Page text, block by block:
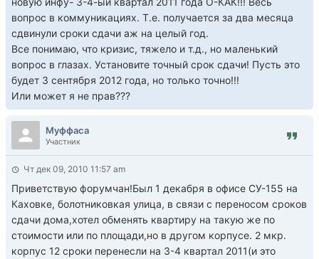
вопрос в коммуникациях. Т.е. получается за два месяца
сдвинули сроки сдачи аж на целый год.
Все понимаю, что кризис, тяжело и т.д., но маленький
вопрос в глазах. Установите точный срок сдачи! Пусть это
будет 3 сентября 2012 года, но только точно!!!
Или может я не прав???
Муффаса
Участник
Чт дек 09, 2010 11:57 am
Приветствую форумчан!Был 1 декабря в офисе СУ-155 на
Каховке, болотниковкая улица, в связи с переносом сроков
сдачи дома,хотел обменять квартиру на такую же по
стоимости или по площади,но в другом корпусе. 2 мкр.
корпус 12 сроки перенесли на 3-4 квартал 2011(и это